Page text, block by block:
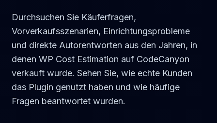
🇩🇪
Durchsuchen Sie Käuferfragen,
Vorverkaufsszenarien, Einrichtungsprobleme
und direkte Autorentworten aus den Jahren, in
denen WP Cost Estimation auf CodeCanyon
verkauft wurde. Sehen Sie, wie echte Kunden
das Plugin genutzt haben und wie häufige
Fragen beantwortet wurden.